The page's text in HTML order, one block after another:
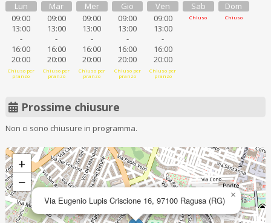
Lun
09:00
13:00
-
16:00
20:00
Chiuso per
pranzo
Mar
09:00
13:00
-
16:00
20:00
Chiuso per
pranzo
Mer
09:00
13:00
-
16:00
20:00
Chiuso per
pranzo
Gio
09:00
13:00
-
16:00
20:00
Chiuso per
pranzo
Ven
09:00
13:00
-
16:00
20:00
Chiuso per
pranzo
Sab
Chiuso
Dom
Chiuso
Prossime chiusure
Non ci sono chiusure in programma.
Via Eugenio Lupis Criscione 16, 97100 Ragusa (RG) ×
+
−